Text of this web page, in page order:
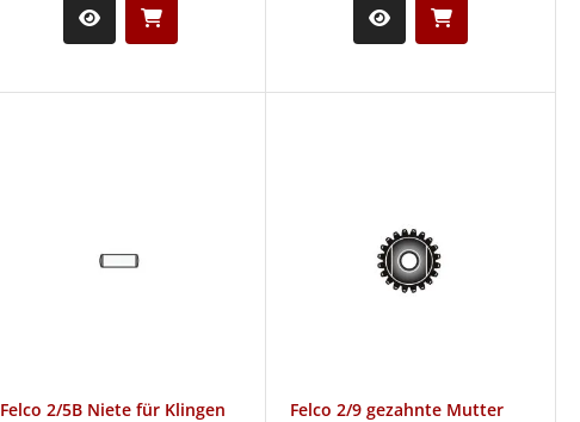
Felco 2/5B Niete für Klingen Felco 2/9 gezahnte Mutter